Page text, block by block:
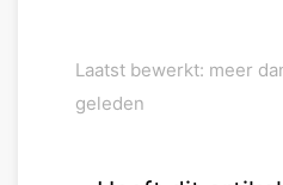
Laatst bewerkt: meer
geleden